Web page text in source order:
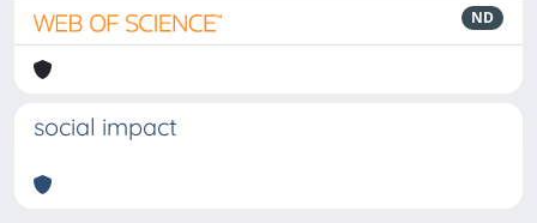
ND
social impact